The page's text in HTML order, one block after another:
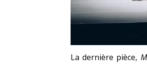
La dernière pièce,